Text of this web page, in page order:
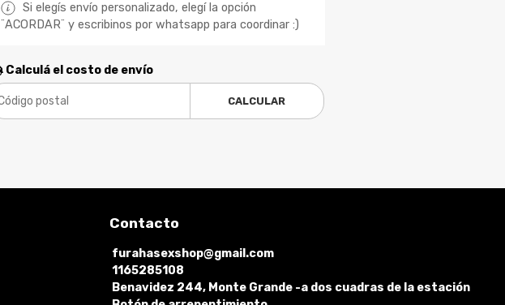
Si elegís envío personalizado, elegí la opción
¨ACORDAR¨ y escribinos por whatsapp para coordinar :)
Calculá el costo de envío
CALCULAR
Contacto
furahasexshop@gmail.com
1165285108
Benavidez 244, Monte Grande -a dos cuadras de la estación